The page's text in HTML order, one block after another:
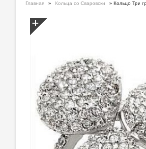
Главная » Кольца со Сваровски » Кольцо Три